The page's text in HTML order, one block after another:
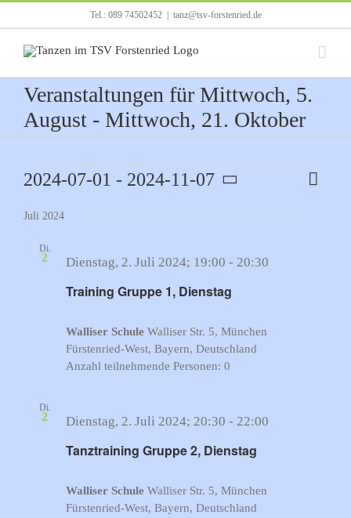
Inhalt
springen
Tel.: 089 74502452 tanz@tsv-forstenried.de
Veranstaltungen für Mittwoch, 5.
August - Mittwoch, 21. Oktober
Veranstaltungen Liste
2024-07-01 - 2024-11-07
wählen.
Juli 2024
Di.
2
Training Gruppe 1, Dienstag
Dienstag, 2. Juli 2024; 19:00 - 20:30
Walliser Schule Walliser Str. 5, München
Fürstenried-West, Bayern, Deutschland
Anzahl teilnehmende Personen: 0
Di.
2
Tanztraining Gruppe 2, Dienstag
Dienstag, 2. Juli 2024; 20:30 - 22:00
Walliser Schule Walliser Str. 5, München
Fürstenried-West, Bayern, Deutschland